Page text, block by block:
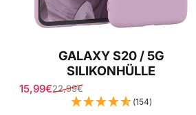
GALAXY S20 / 5G
SILIKONHÜLLE
Sale price
15,99€
Regular price
22,99€
(154)